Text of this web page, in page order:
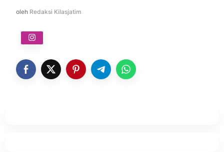
oleh Redaksi Kilasjatim